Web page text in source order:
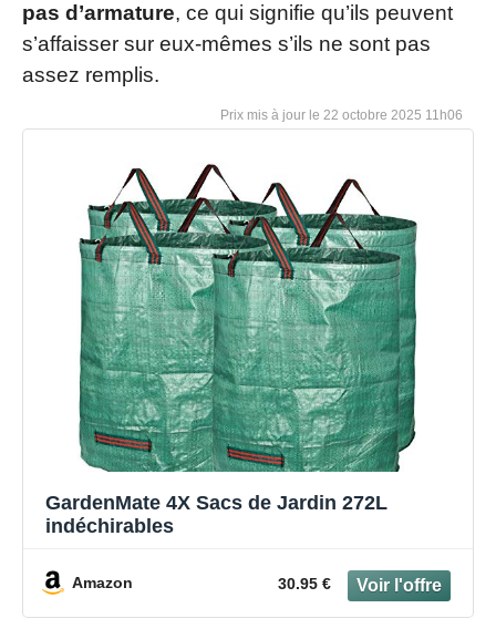
pas d’armature, ce qui signifie qu’ils peuvent
s’affaisser sur eux-mêmes s’ils ne sont pas
assez remplis.
22 octobre 2025 11h06
GardenMate 4X Sacs de Jardin 272L
indéchirables
Amazon 30.95 €